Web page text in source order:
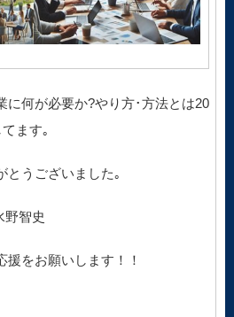
に何が必要か?やり方･方法とは20
ます｡
とうございました｡
野智史
援をお願いします！！